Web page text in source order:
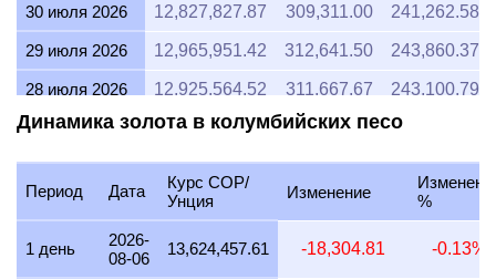
30 июля 2026 12,827,827.87 309,311.00 241,262.58
29 июля 2026 12,965,951.42 312,641.50 243,860.37
28 июля 2026 12,925,564.52 311,667.67 243,100.79
27 июля 2026 13,114,897.96 316,232.98 246,661.72
26 июля 2026 12,959,592.71 312,488.18 243,740.78
25 июля 2026 12,959,592.71 243,740.78
24 июля 2026 13,116,707.32 316,276.61 246,695.75
Динамика золота в колумбийских песо
Период Дата
Курс COP/
Унция
Изменение
%
1 день
2026-
08-06
13,624,457.61 -18,304.81 -0.13%